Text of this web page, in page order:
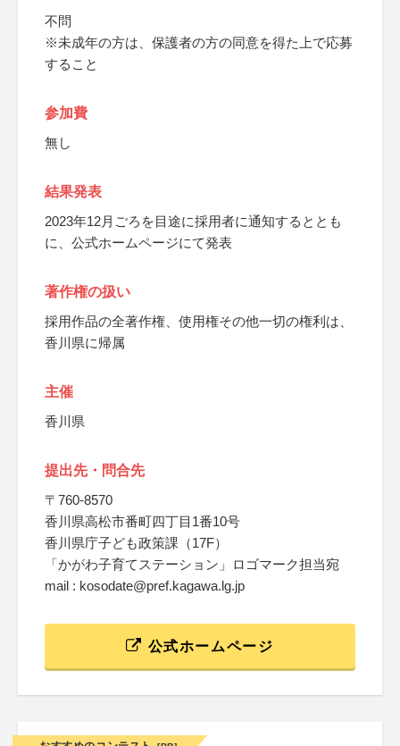
不問
※未成年の方は、保護者の方の同意を得た上で応募
すること
参加費
無し
結果発表
2023年12月ごろを目途に採用者に通知するととも
に、公式ホームページにて発表
著作権の扱い
採用作品の全著作権、使用権その他一切の権利は、
香川県に帰属
主催
香川県
提出先・問合先
〒760-8570
香川県高松市番町四丁目1番10号
香川県庁子ども政策課（17F）
「かがわ子育てステーション」ロゴマーク担当宛
mail : kosodate@pref.kagawa.lg.jp
公式ホームページ